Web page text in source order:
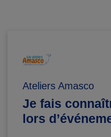
Ateliers Amasco
Je fais
lors